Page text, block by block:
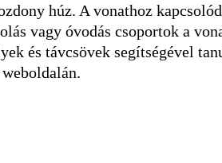
húz. A vonathoz
vagy óvodás csoportok a
és távcsövek segítségével